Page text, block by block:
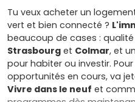
Tu veux acheter un
vert et bien connecté ?
beaucoup de cases :
Strasbourg et Colmar, et
pour habiter ou investir.
opportunités en cours, va
Vivre dans le neuf et